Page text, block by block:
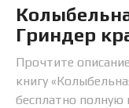
Гриндер
Прочтите
книгу
бесплатно полную